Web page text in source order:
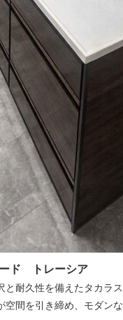
ード トレーシア
耐久性を備えたタカラ
間を引き締め、モダン